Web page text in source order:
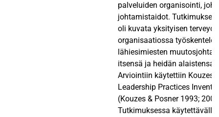
palveluiden organisointi,
johtamistaidot. Tutkimuksen
oli kuvata yksityisen
organisaatiossa
lähiesimiesten
itsensä ja heidän alaistensa
Arviointiin käytettiin Kouzes
Leadership Practices
(Kouzes & Posner 1993;
Tutkimuksessa käytettävällä